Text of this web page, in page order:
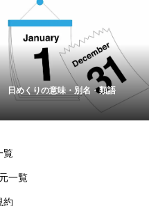
日めくりの意味・別名・類語
覧
一覧
約